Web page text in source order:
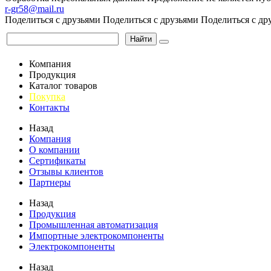
r-gr58@mail.ru
Поделиться с друзьями Поделиться с друзьями Поделиться с
Найти
Компания
Продукция
Каталог товаров
Покупка
Контакты
Назад
Компания
О компании
Сертификаты
Отзывы клиентов
Партнеры
Назад
Продукция
Промышленная автоматизация
Импортные электрокомпоненты
Электрокомпоненты
Назад